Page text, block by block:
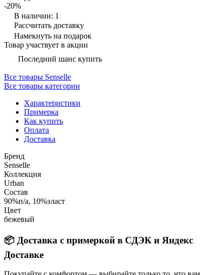
-20%
В наличии: 1
Рассчитать доставку
Намекнуть на подарок
Товар участвует в акции
Последний шанс купить
Все товары Senselle
Все товары категории
Характеристики
Примерка
Как купить
Оплата
Доставка
Бренд
Senselle
Коллекция
Urban
Состав
90%п/а, 10%эласт
Цвет
бежевый
📦 Доставка с примеркой в СДЭК и Яндекс
Доставке